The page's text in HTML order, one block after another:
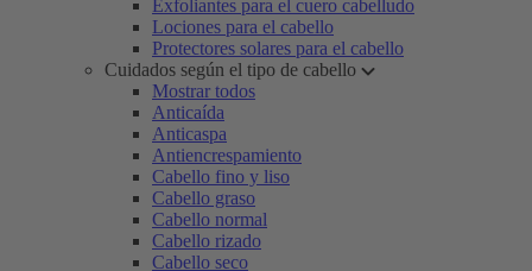
Exfoliantes para el cuero cabelludo
Lociones para el cabello
Protectores solares para el cabello
Cuidados según el tipo de cabello
Mostrar todos
Anticaída
Anticaspa
Antiencrespamiento
Cabello fino y liso
Cabello graso
Cabello normal
Cabello rizado
Cabello seco